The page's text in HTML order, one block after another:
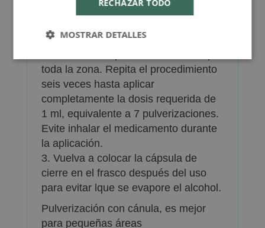
1. Retire el capuchón del frasco.
calva, apriételo una vez y extienda la
toda la zona. Repita el procedimiento
seis veces hasta aplicar
completamente la dosis requerida de
1 ml, equivalente a 7 pulverizaciones.
Evite inhalar el medicamento durante
la aplicación.
3. Vuelva a colocar la cápsula de
cierre en el frasco después del uso
para evitar lque se evapore el alcohol.
Pulverización con cánula, es mejor
para pequeñas áreas
RECHAZAR TODO
MOSTRAR DETALLES